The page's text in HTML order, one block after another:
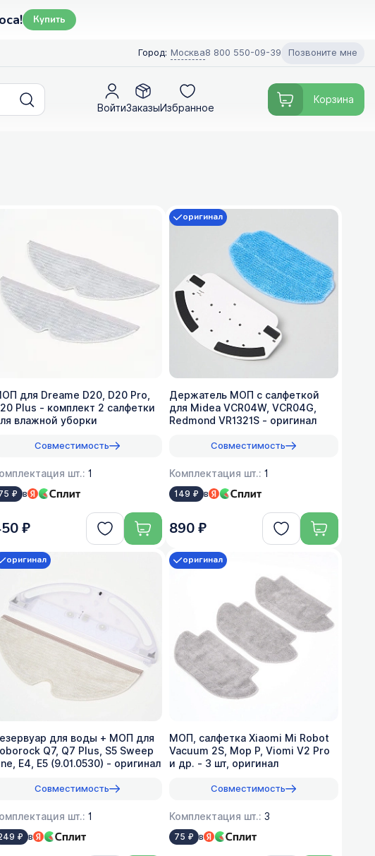
Купить
Город: Москва8 800 550-09-39 Позвоните мне
ВойтиЗаказыИзбранное
Корзина
для Dreame D20, D20 Pro,
Plus - комплект 2 салфетки
влажной уборки
Совместимость
шт.:1
₽ в
₽
Держатель МОП с салфеткой
для Midea VCR04W, VCR04G,
Redmond VR1321S - оригинал
Совместимость
Комплектация шт.:1
149 ₽ в
оригинал
890 ₽
для воды + МОП для
Q7, Q7 Plus, S5 Sweep
E4, E5 (9.01.0530) - оригинал
Совместимость
шт.:1
₽ в
оригинал
МОП, салфетка Xiaomi Mi Robot
Vacuum 2S, Mop P, Viomi V2 Pro
и др. - 3 шт, оригинал
Совместимость
Комплектация шт.:3
75 ₽ в
оригинал